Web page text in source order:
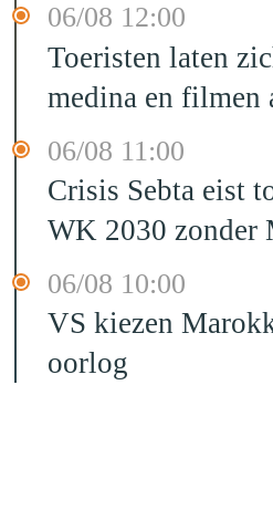
06/08 12:00
Toeristen laten
medina en filmen
06/08 11:00
Crisis Sebta eist
WK 2030 zonder
06/08 10:00
VS kiezen
oorlog